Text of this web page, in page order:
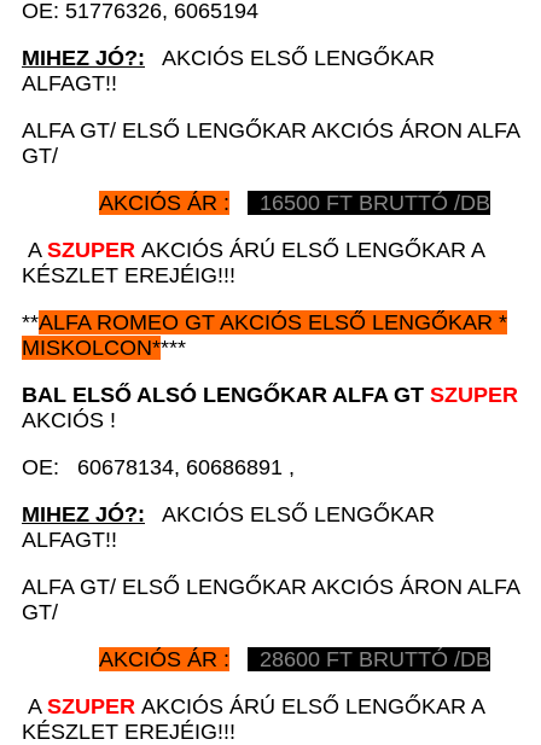
OE: 51776326, 6065194
MIHEZ JÓ?: AKCIÓS ELSŐ LENGŐKAR
ALFAGT!!
ALFA GT/ ELSŐ LENGŐKAR AKCIÓS ÁRON ALFA
GT/
AKCIÓS ÁR :
16500 FT BRUTTÓ /DB
A SZUPER AKCIÓS ÁRÚ ELSŐ LENGŐKAR A
KÉSZLET EREJÉIG!!!
**ALFA ROMEO GT AKCIÓS ELSŐ LENGŐKAR *
MISKOLCON****
BAL ELSŐ ALSÓ LENGŐKAR ALFA GT SZUPER
AKCIÓS !
OE: 60678134, 60686891 ,
MIHEZ JÓ?: AKCIÓS ELSŐ LENGŐKAR
ALFAGT!!
ALFA GT/ ELSŐ LENGŐKAR AKCIÓS ÁRON ALFA
GT/
AKCIÓS ÁR :
28600 FT BRUTTÓ /DB
A SZUPER AKCIÓS ÁRÚ ELSŐ LENGŐKAR A
KÉSZLET EREJÉIG!!!